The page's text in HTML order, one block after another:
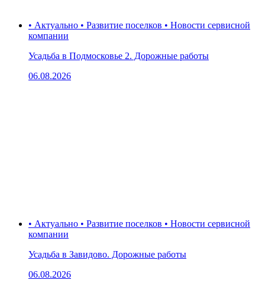
• Актуально • Развитие поселков • Новости сервисной
компании
Усадьба в Подмосковье 2. Дорожные работы
06.08.2026
• Актуально • Развитие поселков • Новости сервисной
компании
Усадьба в Завидово. Дорожные работы
06.08.2026